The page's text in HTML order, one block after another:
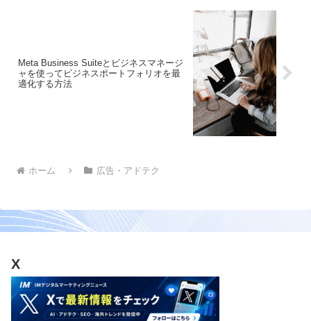
Meta Business Suiteとビジネスマネージ
ャを使ってビジネスポートフォリオを最
適化する方法
ホーム 広告・アドテク
X